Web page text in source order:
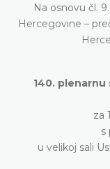
Na osnovu čl.
Hercegovine –
140.
za
s
u velikoj sali